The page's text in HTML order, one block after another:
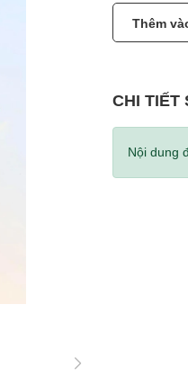
Thêm
CHI TIẾT
Nội dung